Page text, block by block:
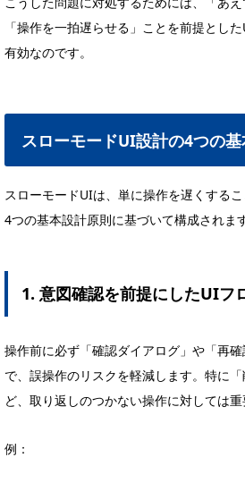
「操作を一拍遅らせる」ことを前提とし
有効なのです。
スローモードUI設計の4つの
スローモードUIは、単に操作を遅くする
4つの基本設計原則に基づいて構成されます
1. 意図確認を前提にしたUIフ
操作前に必ず「確認ダイアログ」や「再
で、誤操作のリスクを軽減します。特に
ど、取り返しのつかない操作に対しては重
例：